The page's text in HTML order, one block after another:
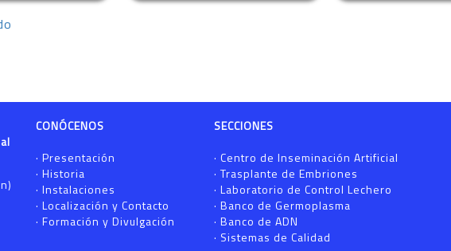
CONÓCENOS
· Presentación
· Historia
· Instalaciones
· Localización y Contacto
· Formación y Divulgación
SECCIONES
· Centro de Inseminación Artificial
· Trasplante de Embriones
· Laboratorio de Control Lechero
· Banco de Germoplasma
· Banco de ADN
· Sistemas de Calidad